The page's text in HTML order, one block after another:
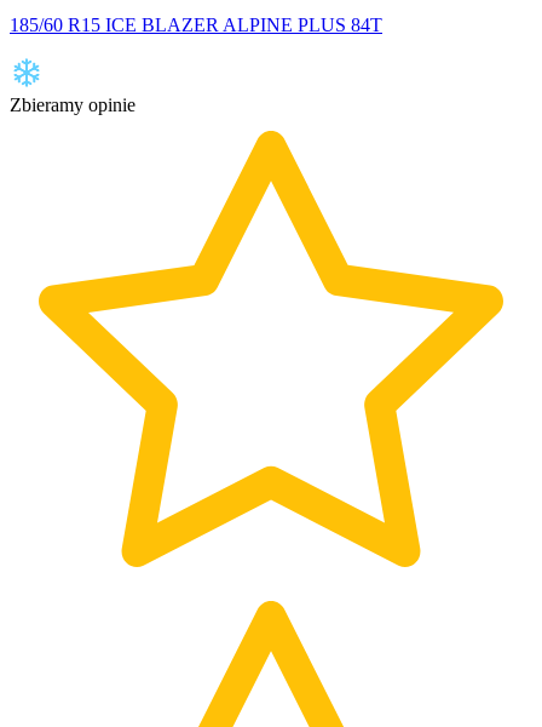
185/60 R15 ICE BLAZER ALPINE PLUS 84T
Zbieramy opinie